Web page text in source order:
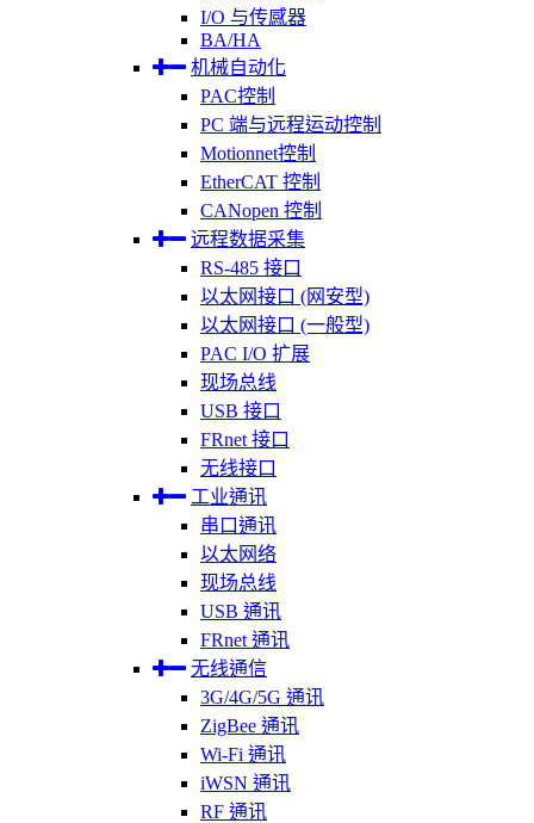
I/O 与传感器
BA/HA
机械自动化
PAC控制
PC 端与远程运动控制
Motionnet控制
EtherCAT 控制
CANopen 控制
远程数据采集
RS-485 接口
以太网接口 (网安型)
以太网接口 (一般型)
PAC I/O 扩展
现场总线
USB 接口
FRnet 接口
无线接口
工业通讯
串口通讯
以太网络
现场总线
USB 通讯
FRnet 通讯
无线通信
3G/4G/5G 通讯
ZigBee 通讯
Wi-Fi 通讯
iWSN 通讯
RF 通讯